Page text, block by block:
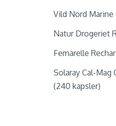
Vild Nord Marine
Natur Drogeriet
Femarelle
Solaray Cal-Mag
(240 kapsler)